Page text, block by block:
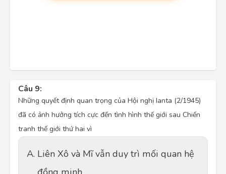
Câu 9:
Những quyết định quan trọng của Hội nghị Ianta (2/1945)
đã có ảnh hưởng tích cực đến tình hình thế giới sau Chiến
tranh thế giới thứ hai vì
A. Liên Xô và Mĩ vẫn duy trì mối quan hệ